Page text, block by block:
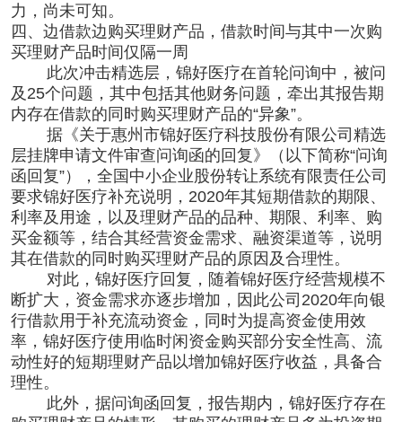
力，尚未可知。
四、边借款边购买理财产品，借款时间与其中一次购
买理财产品时间仅隔一周
此次冲击精选层，锦好医疗在首轮问询中，被问
及25个问题，其中包括其他财务问题，牵出其报告期
内存在借款的同时购买理财产品的“异象”。
据《关于惠州市锦好医疗科技股份有限公司精选
层挂牌申请文件审查问询函的回复》（以下简称“问询
函回复”），全国中小企业股份转让系统有限责任公司
要求锦好医疗补充说明，2020年其短期借款的期限、
利率及用途，以及理财产品的品种、期限、利率、购
买金额等，结合其经营资金需求、融资渠道等，说明
其在借款的同时购买理财产品的原因及合理性。
对此，锦好医疗回复，随着锦好医疗经营规模不
断扩大，资金需求亦逐步增加，因此公司2020年向银
行借款用于补充流动资金，同时为提高资金使用效
率，锦好医疗使用临时闲资金购买部分安全性高、流
动性好的短期理财产品以增加锦好医疗收益，具备合
理性。
此外，据问询函回复，报告期内，锦好医疗存在